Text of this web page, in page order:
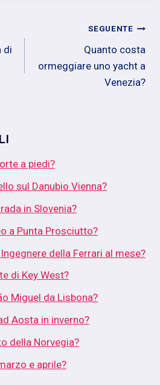
di
SEGUENTE
Quanto costa
ormeggiare uno yacht a
Venezia?
a piedi?
sul Danubio Vienna?
in Slovenia?
a Punta Prosciutto?
della Ferrari al mese?
di Key West?
Miguel da Lisbona?
Aosta in inverno?
della Norvegia?
e aprile?